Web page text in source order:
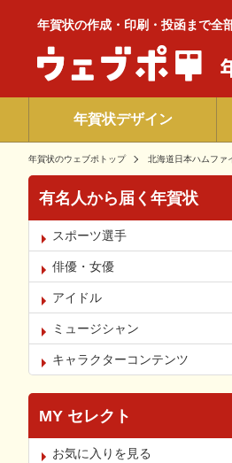
年賀状の作成・印刷・投函まで全
年賀状デザイン
年賀状のウェブポトップ 北海道日本ハムファ
有名人から届く年賀状
スポーツ選手
俳優・女優
アイドル
ミュージシャン
キャラクターコンテンツ
MY セレクト
お気に入りを見る